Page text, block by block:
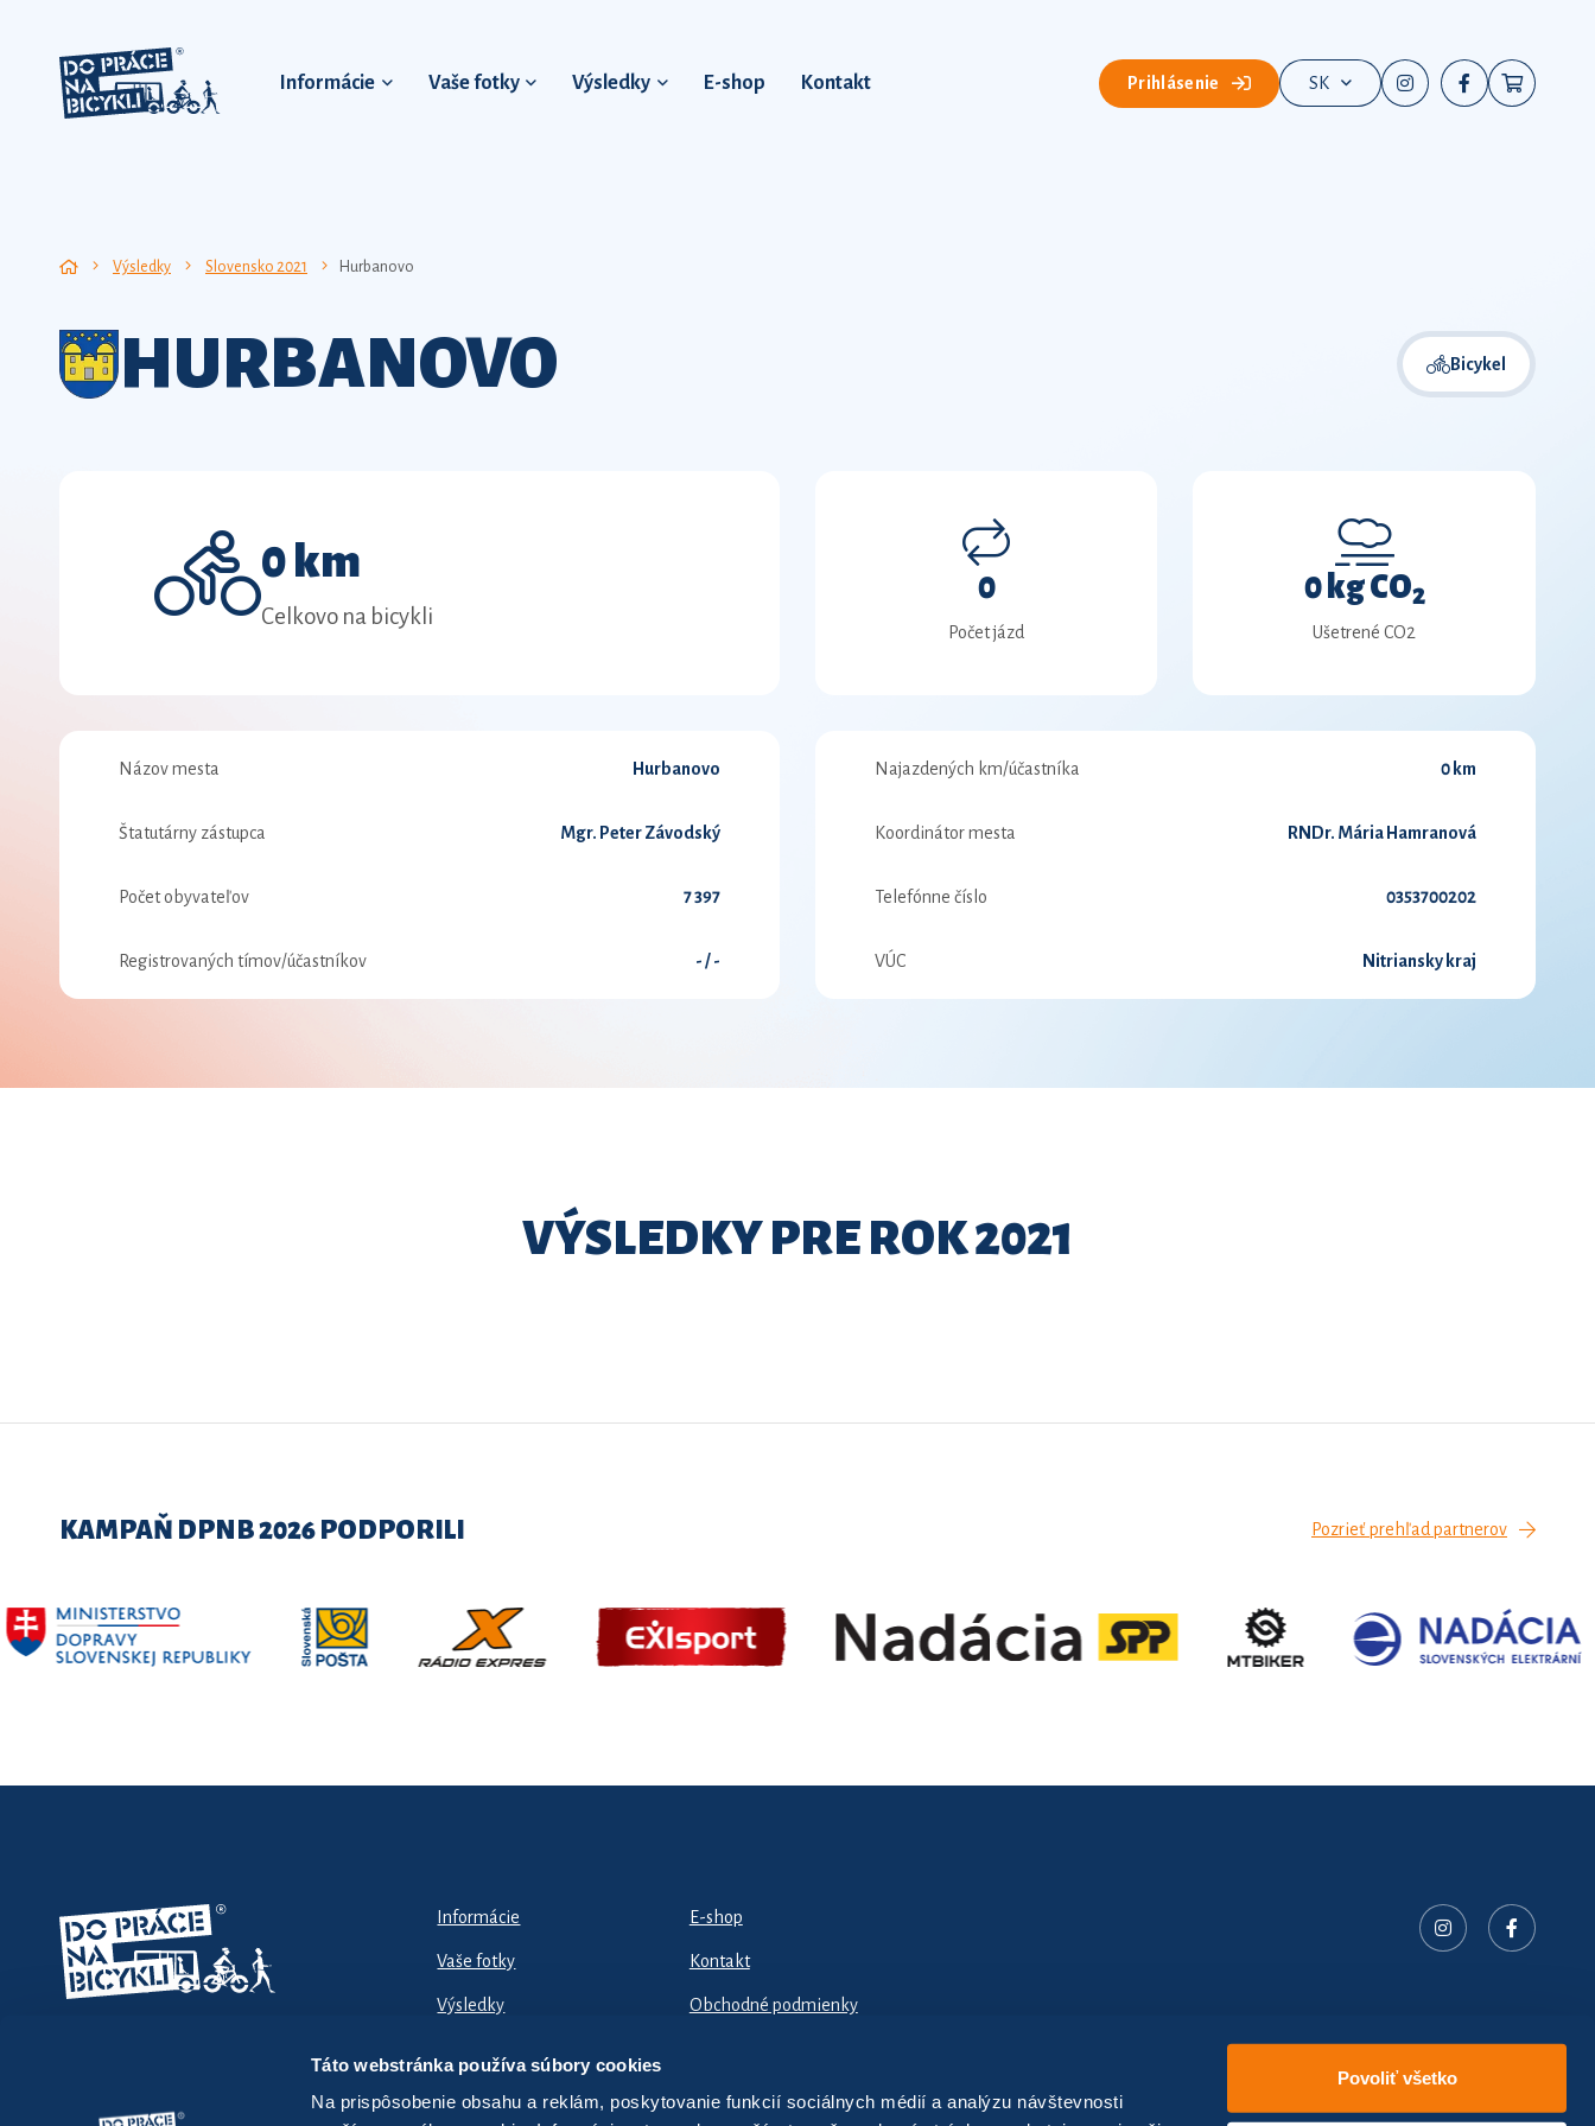
Táto webstránka používa súbory cookies
Na prispôsobenie obsahu a reklám, poskytovanie funkcií sociálnych médií a analýzu návštevnosti
Povoliť všetko
Informácie Vaše fotky Výsledky E-shop Kontakt Prihlásenie SK
Výsledky Slovensko 2021 Hurbanovo
HURBANOVO Bicykel
0 km
Celkovo na bicykli
0
Počet jázd
0 kg CO2
Ušetrené CO2
Názov mesta Hurbanovo
Štatutárny zástupca Mgr. Peter Závodský
Počet obyvateľov 7 397
Registrovaných tímov/účastníkov - / -
Najazdených km/účastníka 0 km
Koordinátor mesta RNDr. Mária Hamranová
Telefónne číslo 0353700202
VÚC Nitriansky kraj
VÝSLEDKY PRE ROK 2021
KAMPAŇ DPNB 2026 PODPORILI Pozrieť prehľad partnerov
Informácie
Vaše fotky
Výsledky
E-shop
Kontakt
Obchodné podmienky